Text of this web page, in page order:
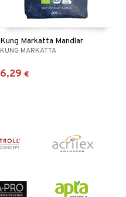
Kung Markatta Mandlar
KUNG MARKATTA
6,29 €